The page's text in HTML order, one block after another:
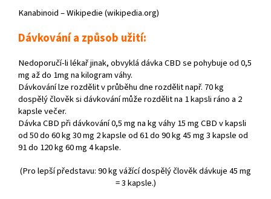
Kanabinoid – Wikipedie (wikipedia.org)
Dávkování a způsob užití:
Nedoporučí-li lékař jinak, obvyklá dávka CBD se pohybuje od 0,5
mg až do 1mg na kilogram váhy.
Dávkování lze rozdělit v průběhu dne rozdělit např. 70 kg
dospělý člověk si dávkování může rozdělit na 1 kapsli ráno a 2
kapsle večer.
Dávka CBD při dávkování 0,5 mg na kg váhy 15 mg CBD v kapsli
od 50 do 60 kg 30 mg 2 kapsle od 61 do 90 kg 45 mg 3 kapsle od
91 do 120 kg 60 mg 4 kapsle.
(Pro lepší představu: 90 kg vážící dospělý člověk dávkuje 45 mg
= 3 kapsle.)